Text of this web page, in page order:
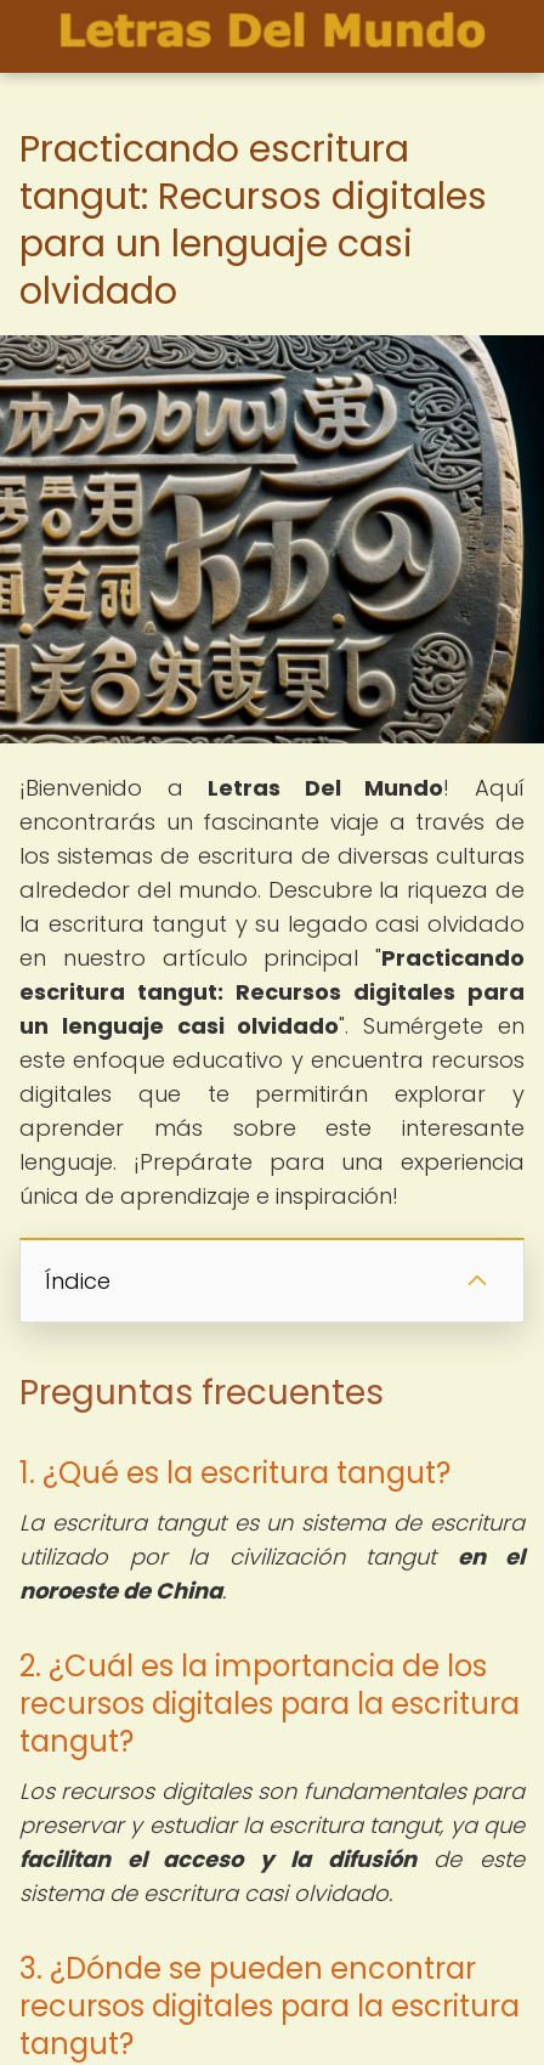
Practicando escritura
tangut: Recursos digitales
para un lenguaje casi
olvidado
¡Bienvenido a Letras Del Mundo! Aquí
encontrarás un fascinante viaje a través de
los sistemas de escritura de diversas culturas
alrededor del mundo. Descubre la riqueza de
la escritura tangut y su legado casi olvidado
en nuestro artículo principal "Practicando
escritura tangut: Recursos digitales para
un lenguaje casi olvidado". Sumérgete en
este enfoque educativo y encuentra recursos
digitales que te permitirán explorar y
aprender más sobre este interesante
lenguaje. ¡Prepárate para una experiencia
única de aprendizaje e inspiración!
Índice
Preguntas frecuentes
1. ¿Qué es la escritura tangut?
La escritura tangut es un sistema de escritura
utilizado por la civilización tangut en el
noroeste de China.
2. ¿Cuál es la importancia de los
recursos digitales para la escritura
tangut?
Los recursos digitales son fundamentales para
preservar y estudiar la escritura tangut, ya que
facilitan el acceso y la difusiónde este
sistema de escritura casi olvidado.
3. ¿Dónde se pueden encontrar
recursos digitales para la escritura
tangut?